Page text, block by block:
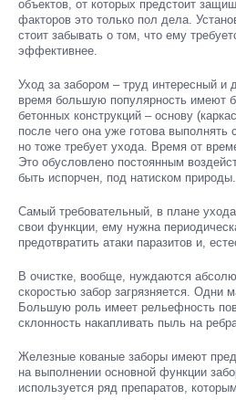
объектов, от которых предстоит
факторов это только пол дела.
стоит забывать о том, что ему
эффективнее.
Уход за забором – труд интересный и
время большую популярность имеют
бетонных конструкций – основу
после чего она уже готова
но тоже требует ухода. Время от
Это обусловлено постоянным
быть испорчен, под натиском природы.
Самый требовательный, в плане
свои функции, ему нужна
предотвратить атаки паразитов и,
В очистке, вообще, нуждаются
скоростью забор загрязняется. Одни
Большую роль имеет рельефность
склонность накапливать пыль на
Железные кованые заборы имеют
на выполнении основной функции
используется ряд препаратов,